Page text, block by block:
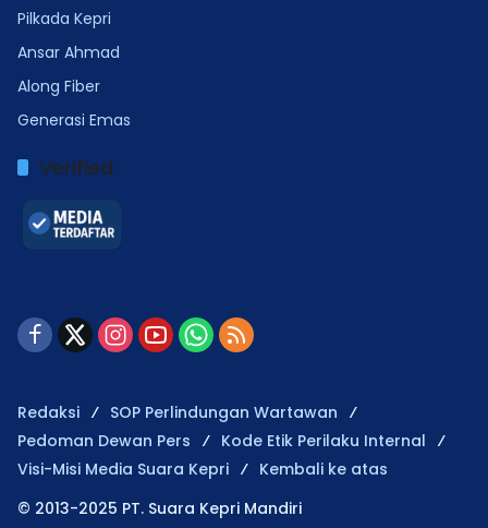
Pilkada Kepri
Ansar Ahmad
Along Fiber
Generasi Emas
Verified
Redaksi
SOP Perlindungan Wartawan
Pedoman Dewan Pers
Kode Etik Perilaku Internal
Visi-Misi Media Suara Kepri
Kembali ke atas
© 2013-2025 PT. Suara Kepri Mandiri